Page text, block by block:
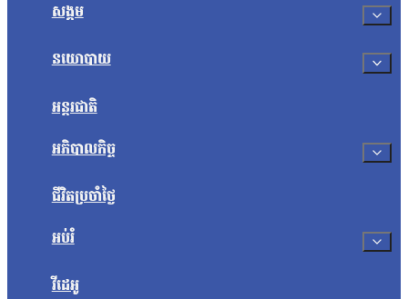
សង្គម
នយោបាយ
អន្តរជាតិ
អភិបាលកិច្ច
ជីវិតប្រចាំថ្ងៃ
អប់រំ
វីដេអូ